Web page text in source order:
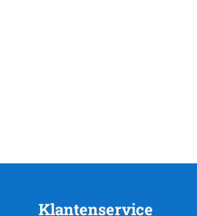
Klantenservice